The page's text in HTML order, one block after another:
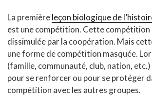
La premièreleçon biologique de
est une compétition. Cette
dissimulée par la coopération. Mais
une forme de compétition masquée.
(famille, communauté, club, nation, etc.)
pour se renforcer ou pour se protéger
compétition avec les autres groupes.